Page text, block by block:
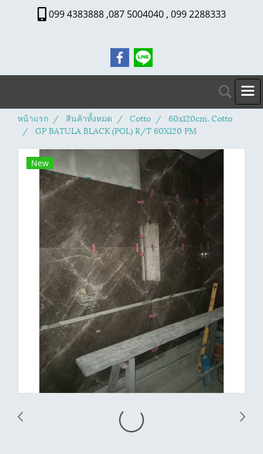
099 4383888 ,087 5004040 , 099 2288333
หน้าแรก สินค้าทั้งหมด Cotto
60x120cm. Cotto
GP BATULA BLACK (POL) R/T 60X120 PM
New